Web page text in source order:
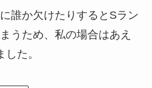
誰か欠けたりするとSラン
うため、私の場合はあえ
た。